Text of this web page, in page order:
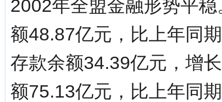
2002年全盟金融形势平
额48.87亿元，比上年同
存款余额34.39亿元，增
额75.13亿元，比上年同